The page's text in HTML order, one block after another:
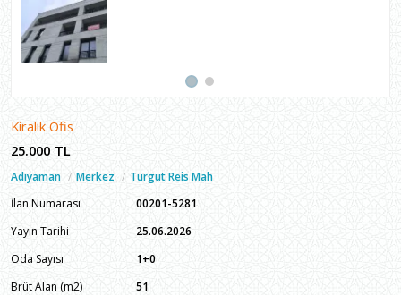
Kiralık Ofis
25.000 TL
Adıyaman Merkez
Turgut Reis Mah
İlan Numarası
00201-5281
Yayın Tarihi
25.06.2026
Oda Sayısı
1+0
Brüt Alan (m2)
51